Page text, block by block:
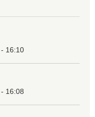
16:10
16:08